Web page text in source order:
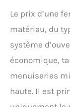
Le prix d’une
matériau, du
système
économique,
menuiseries
haute. Il est